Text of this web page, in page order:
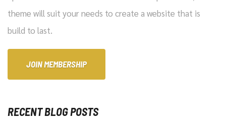
theme will suit your needs to create a website that is
build to last.
JOIN MEMBERSHIP
RECENT BLOG POSTS